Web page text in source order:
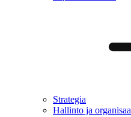
Strategia
Hallinto ja